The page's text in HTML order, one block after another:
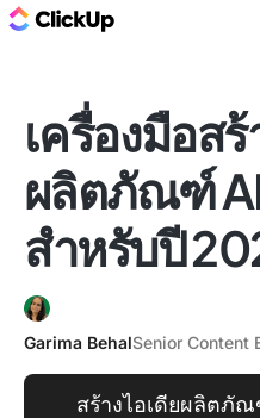
เครื่องมือสร้
ผลิตภัณฑ์
สำหรับปี
Garima BehalSenior Content
สร้างไอเดียผลิตภั